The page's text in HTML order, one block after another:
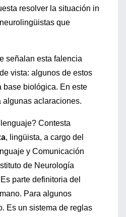
resolver la situación in
que
señalan esta falencia
vista: algunos de estos
base biológica. En este
algunas aclaraciones.
Contesta
, lingüista, a cargo del
y Comunicación
de Neurología
parte definitoria del
Para algunos
Es un sistema de reglas